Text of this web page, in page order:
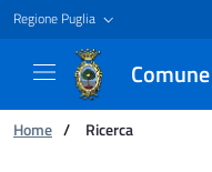
Regione Puglia
Ti trovi in:
Home / Ricerca